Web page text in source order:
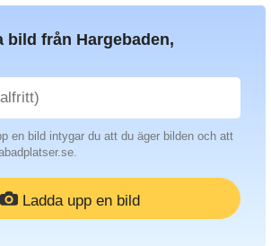
bild från Hargebaden,
en bild intygar du att du äger bilden och att
Ladda upp en bild